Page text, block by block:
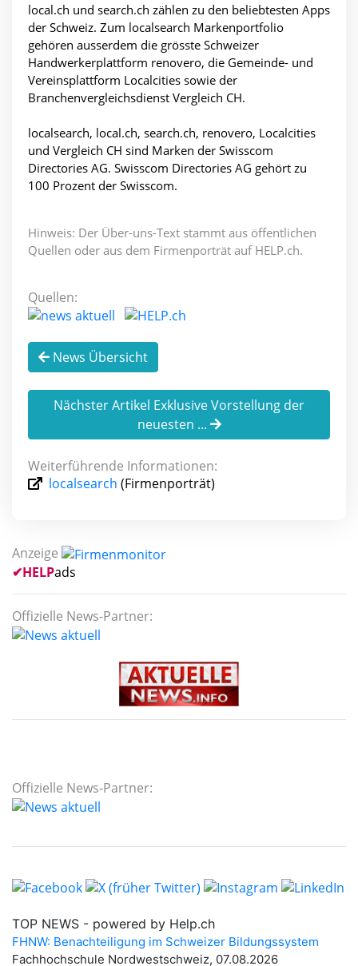
local.ch und search.ch zählen zu den beliebtesten Apps
der Schweiz. Zum localsearch Markenportfolio
gehören ausserdem die grösste Schweizer
Handwerkerplattform renovero, die Gemeinde- und
Vereinsplattform Localcities sowie der
Branchenvergleichsdienst Vergleich CH.
localsearch, local.ch, search.ch, renovero, Localcities
und Vergleich CH sind Marken der Swisscom
Directories AG. Swisscom Directories AG gehört zu
100 Prozent der Swisscom.
Hinweis: Der Über-uns-Text stammt aus öffentlichen
Quellen oder aus dem Firmenporträt auf HELP.ch.
Quellen:
News Übersicht
Nächster Artikel Exklusive Vorstellung der
neuesten ...
Weiterführende Informationen:
localsearch (Firmenporträt)
Anzeige
✔HELPads
Offizielle News-Partner:
Offizielle News-Partner: